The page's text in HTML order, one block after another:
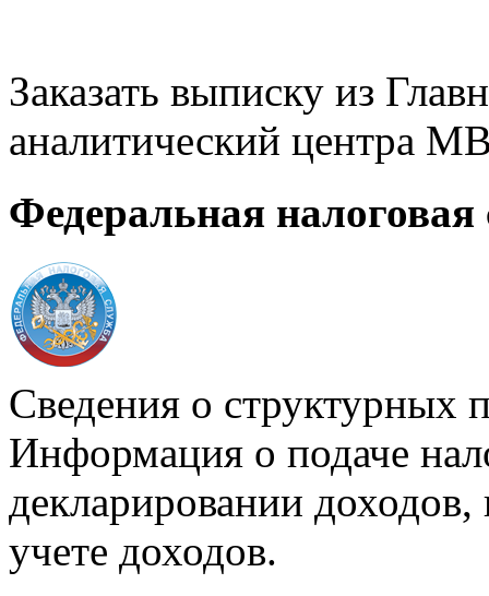
Заказать выписку из
аналитический центра
Федеральная налоговая
Сведения о структурных
Информация о подаче
декларировании доходов,
учете доходов.